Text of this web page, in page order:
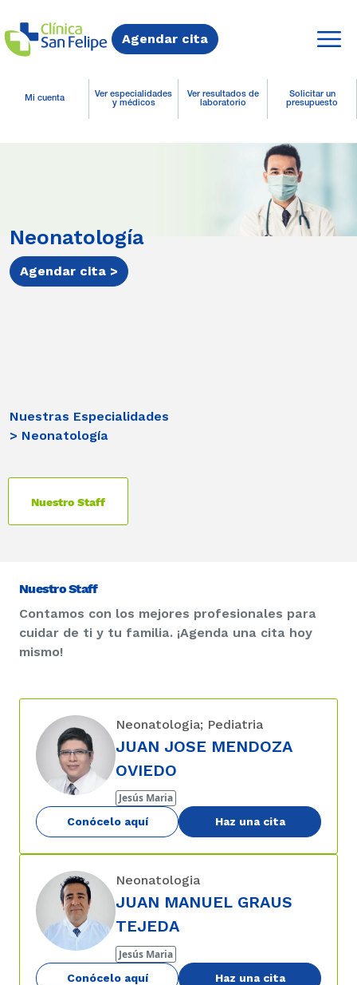
Agendar cita
Mi cuenta
Ver especialidades
y médicos
Ver resultados de
laboratorio
Solicitar un
presupuesto
Neonatología
Agendar cita >
Nuestras Especialidades
> Neonatología
Nuestro Staff
Nuestro Staff
Contamos con los mejores profesionales para
cuidar de ti y tu familia. ¡Agenda una cita hoy
mismo!
Neonatologia; Pediatria
JUAN JOSE MENDOZA
OVIEDO
Jesús Maria
Conócelo aquí Haz una cita
Neonatologia
JUAN MANUEL GRAUS
TEJEDA
Jesús Maria
Conócelo aquí Haz una cita